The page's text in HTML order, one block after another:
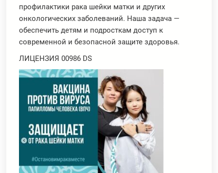
профилактики рака шейки матки и других
онкологических заболеваний. Наша задача —
обеспечить детям и подросткам доступ к
современной и безопасной защите здоровья.
ЛИЦЕНЗИЯ 00986 DS